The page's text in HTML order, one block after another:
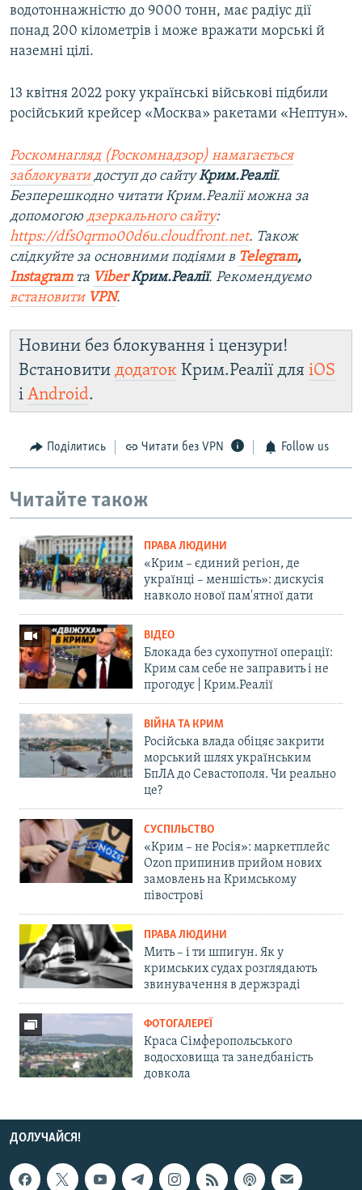
водотоннажністю до 9000 тонн, має радіус дії
понад 200 кілометрів і може вражати морські й
наземні цілі.
13 квітня 2022 року українські військові підбили
російський крейсер «Москва» ракетами «Нептун».
Роскомнагляд (Роскомнадзор) намагається
заблокувати доступ до сайтуКрим.Реалії.
Безперешкодно читати Крим.Реалії можна за
допомогою дзеркального сайту:
https://dfs0qrmo00d6u.cloudfront.net. Також
слідкуйте за основними подіями в Telegram,
Instagram та Viber Крим.Реалії. Рекомендуємо
встановити VPN.
Новини без блокування і цензури!
Встановити додаток Крим.Реалії для iOS
і Android.
Поділитись Читати без VPN Follow us
Читайте також
ПРАВА ЛЮДИНИ
«Крим – єдиний регіон, де
українці – меншість»: дискусія
навколо нової пам'ятної дати
ВІДЕО
Блокада без сухопутної операції:
Крим сам себе не заправить і не
прогодує | Крим.Реалії
ВІЙНА ТА КРИМ
Російська влада обіцяє закрити
морський шлях українським
БпЛА до Севастополя. Чи реально
це?
СУСПІЛЬСТВО
«Крим – не Росія»: маркетплейс
Ozon припинив прийом нових
замовлень на Кримському
півострові
ПРАВА ЛЮДИНИ
Мить – і ти шпигун. Як у
кримських судах розглядають
звинувачення в держзраді
ФОТОГАЛЕРЕЇ
Краса Сімферопольського
водосховища та занедбаність
довкола
ДОЛУЧАЙСЯ!